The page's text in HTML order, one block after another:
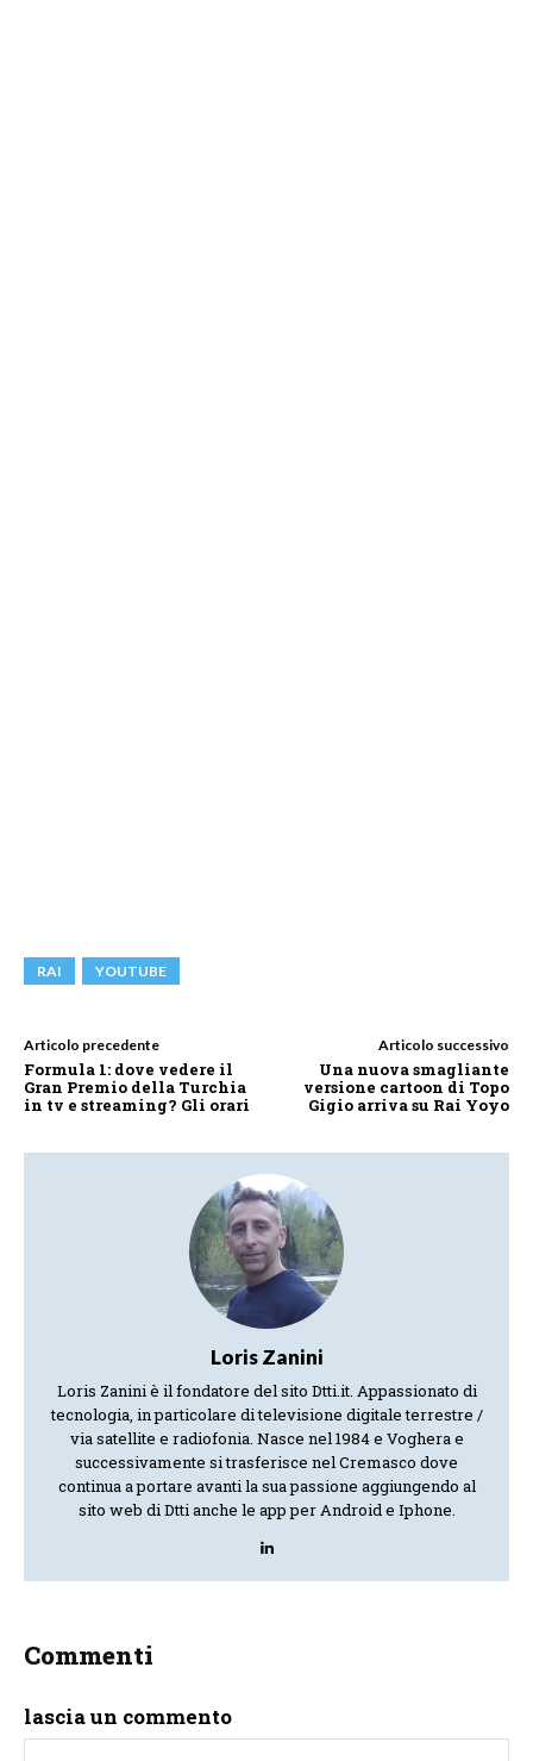
RAI YOUTUBE
Articolo precedente
Formula 1: dove vedere il
Gran Premio della Turchia
in tv e streaming? Gli orari
Articolo successivo
Una nuova smagliante
versione cartoon di Topo
Gigio arriva su Rai Yoyo
Loris Zanini
Loris Zanini è il fondatore del sito Dtti.it. Appassionato di
tecnologia, in particolare di televisione digitale terrestre /
via satellite e radiofonia. Nasce nel 1984 e Voghera e
successivamente si trasferisce nel Cremasco dove
continua a portare avanti la sua passione aggiungendo al
sito web di Dtti anche le app per Android e Iphone.
Commenti
lascia un commento